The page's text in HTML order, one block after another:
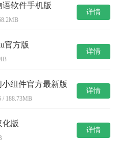
语软件手机版
详情
官方版
详情
小组件官方最新版
/ 188.73MB
详情
化版
详情